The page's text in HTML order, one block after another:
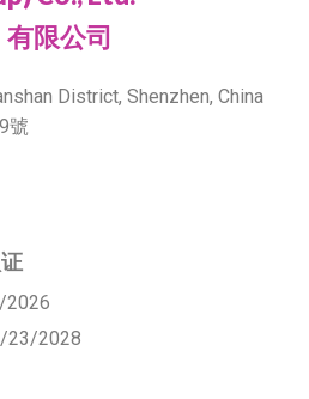
限公司
District, Shenzhen, China
號
23/2028